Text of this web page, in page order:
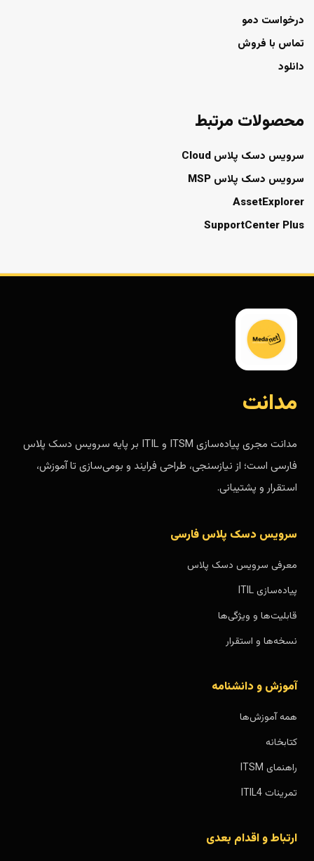
درخواست دمو
تماس با فروش
دانلود
محصولات مرتبط
سرویس دسک پلاس Cloud
سرویس دسک پلاس MSP
AssetExplorer
SupportCenter Plus
مدانت
مدانت مجری پیاده‌سازی ITSM و ITIL بر پایه سرویس دسک پلاس
فارسی است؛ از نیازسنجی، طراحی فرایند و بومی‌سازی تا آموزش،
استقرار و پشتیبانی.
سرویس دسک پلاس فارسی
معرفی سرویس دسک پلاس
پیاده‌سازی ITIL
قابلیت‌ها و ویژگی‌ها
نسخه‌ها و استقرار
آموزش و دانشنامه
همه آموزش‌ها
کتابخانه
راهنمای ITSM
تمرینات ITIL4
ارتباط و اقدام بعدی